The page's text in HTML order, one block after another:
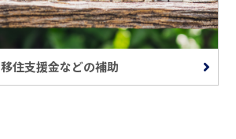
移住支援金などの補助